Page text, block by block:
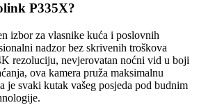
P335X?
izbor za vlasnike kuća i poslovnih
nadzor bez skrivenih troškova
rezoluciju, nevjerovatan noćni vid u boji
ova kamera pruža maksimalnu
je svaki kutak vašeg posjeda pod budnim